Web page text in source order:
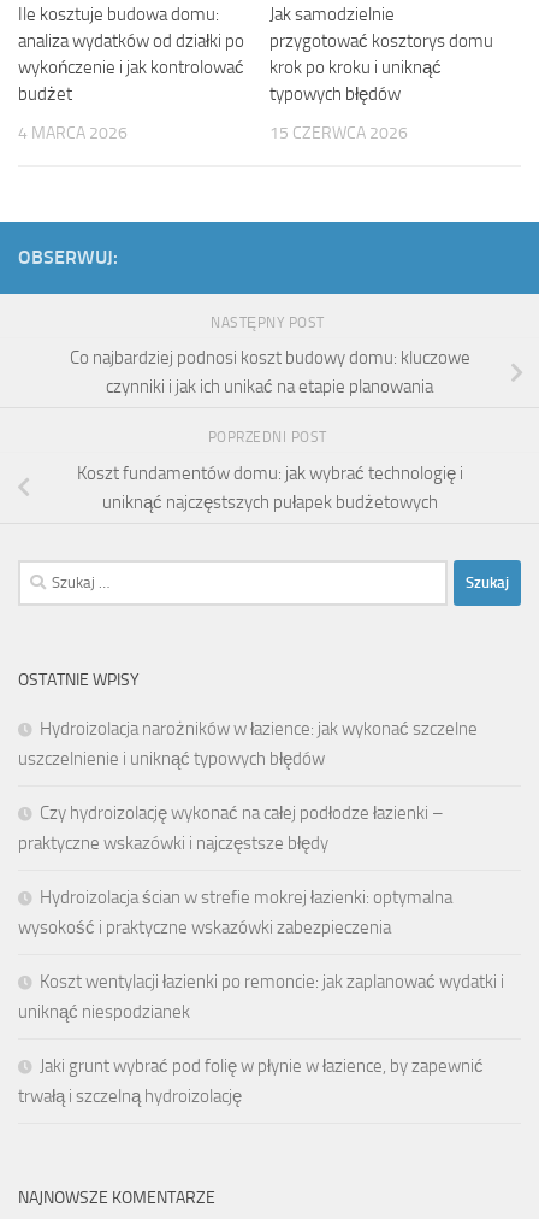
Ile kosztuje budowa domu:
analiza wydatków od działki po
wykończenie i jak kontrolować
budżet
4 MARCA 2026
Jak samodzielnie
przygotować kosztorys domu
krok po kroku i uniknąć
typowych błędów
15 CZERWCA 2026
OBSERWUJ:
NASTĘPNY POST
Co najbardziej podnosi koszt budowy domu: kluczowe
czynniki i jak ich unikać na etapie planowania
POPRZEDNI POST
Koszt fundamentów domu: jak wybrać technologię i
uniknąć najczęstszych pułapek budżetowych
Szukaj:
OSTATNIE WPISY
Hydroizolacja narożników w łazience: jak wykonać szczelne
uszczelnienie i uniknąć typowych błędów
Czy hydroizolację wykonać na całej podłodze łazienki –
praktyczne wskazówki i najczęstsze błędy
Hydroizolacja ścian w strefie mokrej łazienki: optymalna
wysokość i praktyczne wskazówki zabezpieczenia
Koszt wentylacji łazienki po remoncie: jak zaplanować wydatki i
uniknąć niespodzianek
Jaki grunt wybrać pod folię w płynie w łazience, by zapewnić
trwałą i szczelną hydroizolację
NAJNOWSZE KOMENTARZE